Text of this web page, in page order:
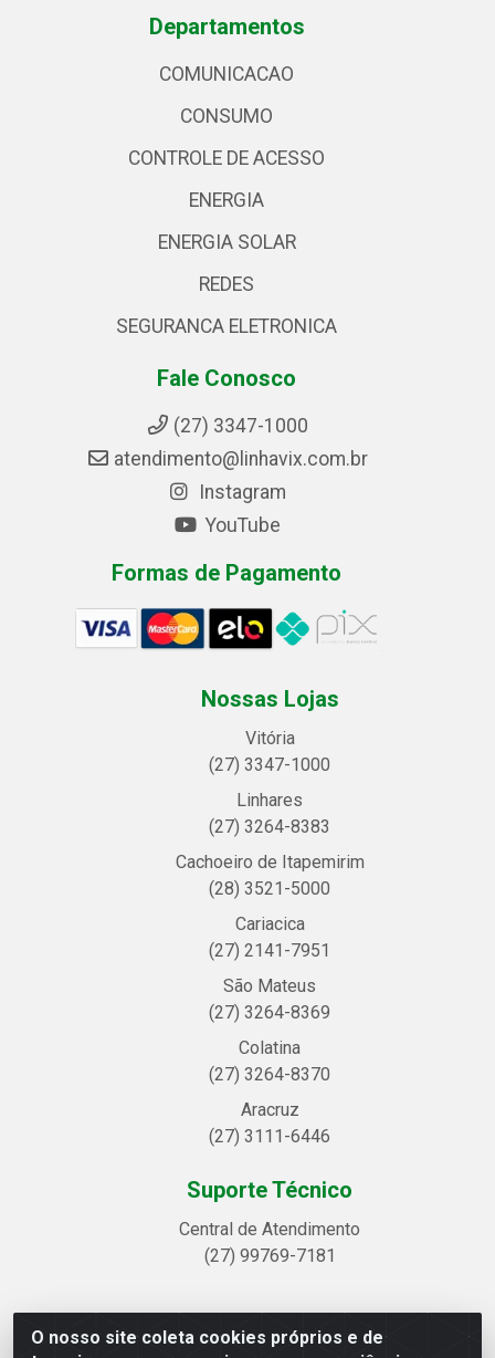
O nosso site coleta cookies próprios e de
Departamentos
COMUNICACAO
CONSUMO
CONTROLE DE ACESSO
ENERGIA
ENERGIA SOLAR
REDES
SEGURANCA ELETRONICA
Fale Conosco
(27) 3347-1000
atendimento@linhavix.com.br
Instagram
YouTube
Formas de Pagamento
Nossas Lojas
Vitória
(27) 3347-1000
Linhares
(27) 3264-8383
Cachoeiro de Itapemirim
(28) 3521-5000
Cariacica
(27) 2141-7951
São Mateus
(27) 3264-8369
Colatina
(27) 3264-8370
Aracruz
(27) 3111-6446
Suporte Técnico
Central de Atendimento
(27) 99769-7181
Linhavix Distribuidora LTDA - Avenida Alegre, 2521 -